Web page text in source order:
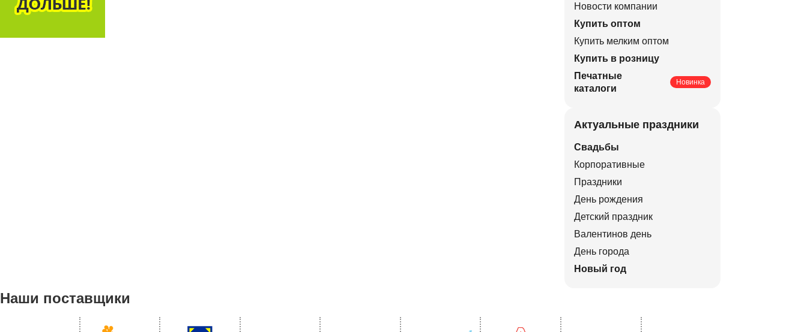
Новости компании
Купить оптом
Купить мелким оптом
Купить в розницу
Печатные
каталоги
Новинка
Актуальные праздники
Свадьбы
Корпоративные
Праздники
День рождения
Детский праздник
Валентинов день
День города
Новый год
Наши поставщики